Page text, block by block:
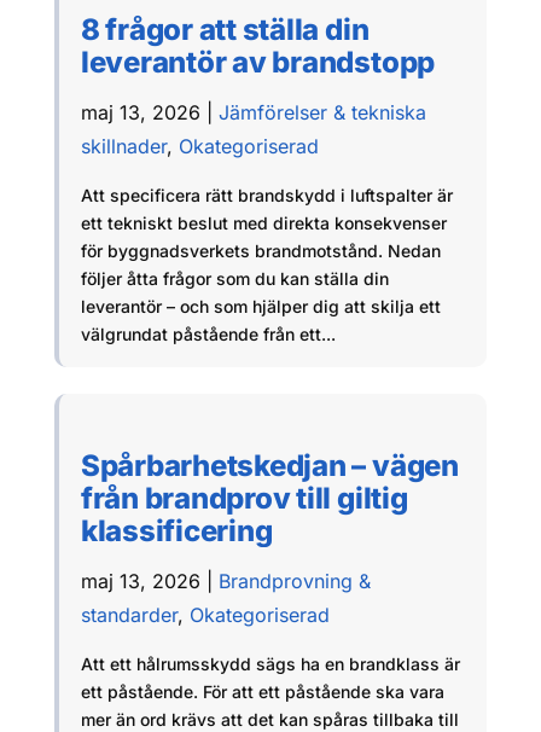
8 frågor att ställa din
leverantör av brandstopp
maj 13, 2026
Jämförelser & tekniska
skillnader, Okategoriserad
Att specificera rätt brandskydd i luftspalter är
ett tekniskt beslut med direkta konsekvenser
för byggnadsverkets brandmotstånd. Nedan
följer åtta frågor som du kan ställa din
leverantör – och som hjälper dig att skilja ett
välgrundat påstående från ett...
Spårbarhetskedjan – vägen
från brandprov till giltig
klassificering
maj 13, 2026
Brandprovning &
standarder, Okategoriserad
Att ett hålrumsskydd sägs ha en brandklass är
ett påstående. För att ett påstående ska vara
mer än ord krävs att det kan spåras tillbaka till